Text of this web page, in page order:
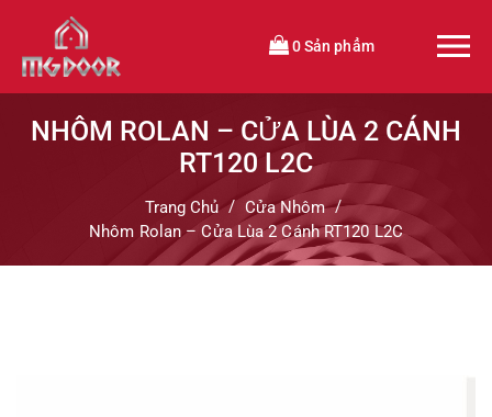
0 Sản phẩm
NHÔM ROLAN – CỬA LÙA 2 CÁNH
RT120 L2C
Trang Chủ
Cửa Nhôm
Nhôm Rolan – Cửa Lùa 2 Cánh RT120 L2C